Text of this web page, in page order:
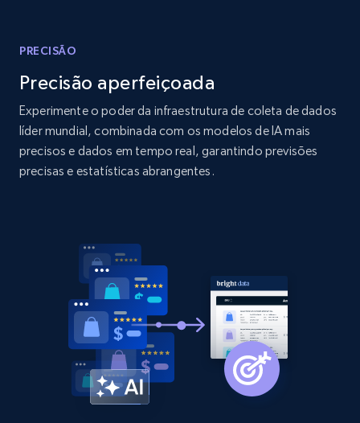
more.
2.1K+ 375+ Comece agora
Amazon products global dataset - Collects
375+ Comece agora
Amazon products global dataset -
Collecting products by keyword search
PRECISÃO
Precisão aperfeiçoada
Experimente o poder da infraestrutura de coleta de dados
líder mundial, combinada com os modelos de IA mais
precisos e dados em tempo real, garantindo previsões
precisas e estatísticas abrangentes.